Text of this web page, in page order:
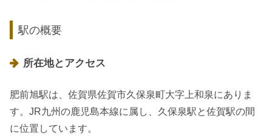
駅の概要
所在地とアクセス
肥前旭駅は、佐賀県佐賀市久保泉町大字上和泉にありま
す。JR九州の鹿児島本線に属し、久保泉駅と佐賀駅の間
に位置しています。